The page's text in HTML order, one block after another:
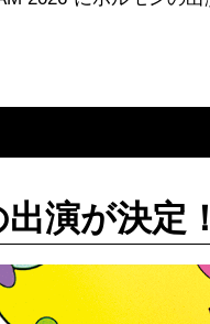
演が決定！